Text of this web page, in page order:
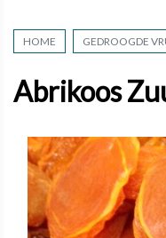
HOME GEDROOGDE
Abrikoos